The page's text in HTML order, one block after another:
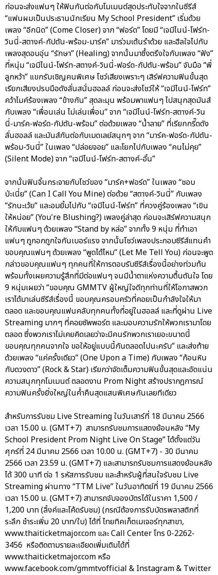
ก่อนจะส่งแฟนๆ ให้ฟินกันต่อกับโมเมนต์สุดประทับใจจากในซีรีส์
“แฟนผมเป็นประธานนักเรียน My School President” เริ่มด้วย
เพลง “อีกนิด” (Come Closer) จาก “ฟอร์ด” โดยมี “เจมีไนน์-โฟร์ท-
วินนี่-สตางค์-กัปตัน-พร้อม-มาร์ค” มาร่วมเต้นรำด้วย และฮีลใจไปกับ
เพลงสุดอบอุ่น “รักษา” (Healing) จากนั้นมาซึ้งตรึงใจกับเพลง “ฟัง”
ที่หนุ่ม “เจมีไนน์-โฟร์ท-สตางค์-วินนี่-ฟอร์ด-กัปตัน-พร้อม” จับมือ “พี่
ลูกหว้า” แขกรับเชิญคนพิเศษ โชว์เสียงเพราะๆ เสิร์ฟความฟินขั้นสุด
เรียกเสียงปรบมือดังลั่นสนั่นฮอลล์ ก่อนจะส่งโชว์ให้ “เจมีไนน์-โฟร์ท”
คว้าไมค์ร้องเพลง “ข้างกัน” สุดละมุน พร้อมพาแฟนๆ ไปสนุกสุดมันส์
กับเพลง “เพื่อนเล่น ไม่เล่นเพื่อน” จาก “เจมีไนน์-โฟร์ท-สตางค์-วิน
นี่-มาร์ค-ฟอร์ด-กัปตัน-พร้อม” ต่อด้วยเพลง “น้ำลาย” ที่เรียกกรี๊ดดัง
ลั่นฮอลล์ และมันส์กันต่อกับเมดเลย์สนุกๆ จาก “มาร์ค-ฟอร์ด-กัปตัน-
พร้อม-วินนี่” ในเพลง “ปล่อยจอย” และโยกไปกับเพลง “คนไม่คุย”
(Silent Mode) จาก “เจมีไนน์-โฟร์ท-สตางค์-อั๋น”
จากนั้นฟินจิ้นกระจายกับโชว์ของ “มาร์ค+ฟอร์ด” ในเพลง “ชอบ
ป่ะเนี่ย” (Can I Call You Mine) ต่อด้วย “สตางค์-วินนี่” กับเพลง
“รักนะเว้ย” และอมยิ้มไปกับ “เจมีไนน์-โฟร์ท” ที่ควงคู่ร้องเพลง “เขิน
ให้หน่อย” (You're Blushing?) เพลงคู่ล่าสุด ก่อนจะเสิร์ฟความสนุก
ให้กับแฟนๆ ด้วยเพลง “Stand by หล่อ” จากทั้ง 9 หนุ่ม ที่ทำเอา
แฟนๆ ถูกอกถูกใจกันเบอร์แรง จากนั้นโชว์เพลงประกอบซีรีส์แทนคำ
ขอบคุณแฟนๆ ด้วยเพลง “พูดได้ไหม” (Let Me Tell You) ก่อนจะพูด
กล่าวขอบคุณแฟนๆ ทุกคนที่ให้การตอบรับซีรีส์เรื่องนี้อย่างท่วมท้น
พร้อมทั้งเผยความรู้สึกที่มีต่อแฟนๆ จนมีน้ำตาแห่งความตื้นตันใจ โดย
9 หนุ่มเผยว่า “ขอบคุณ GMMTV ผู้ใหญ่ใจดีทุกท่านที่ให้โอกาสพวก
เราได้มาเล่นซีรีส์เรื่องนี้ ขอบคุณครอบครัวที่คอยเป็นกำลังใจให้มา
ตลอด และขอบคุณแฟนคลับทุกคนทั้งที่อยู่ในฮอลล์ และที่ดูผ่าน Live
Streaming มากๆ ที่คอยซัพพอร์ต และมอบความรักให้พวกเรามาโดย
ตลอด ซึ่งพวกเราไม่เคยคิดเลยว่าจะมีคนรักพวกเราเยอะขนาดนี้
ขอบคุณทุกคนจากใจ ขอให้อยู่แบบนี้กันตลอดไปนะครับ” และส่งท้าย
ด้วยเพลง “แค่ครั้งเดียว” (One Upon a Time) กับเพลง “ก้อนหิน
กับดวงดาว” (Rock & Star) เรียกว่าจัดเต็มความฟินขั้นสุดและอัดแน่น
ความสนุกทุกโมเมนต์ ตลอดงาน Prom Night สร้างปรากฎการณ์
ความฟินครั้งยิ่งใหญ่ในค่ำคืนสุดแสนพิเศษกันเลยทีเดียว
สำหรับการรับชม Live Streaming ในวันเสาร์ที่ 18 มีนาคม 2566
เวลา 15.00 น. (GMT+7) สามารถรับชมการแสดงย้อนหลัง “My
School President Prom Night Live On Stage” ได้ตั้งแต่วัน
ศุกร์ที่ 24 มีนาคม 2566 เวลา 10.00 น. (GMT+7) - 30 มีนาคม
2566 เวลา 23.59 น. (GMT+7) และสามารถรับชมการแสดงย้อนหลัง
ได้ 300 นาที ต่อ 1 รหัสการรับชม และสำหรับผู้ที่สนใจรับชม Live
Streaming ผ่านทาง “TTM Live” ในวันอาทิตย์ที่ 19 มีนาคม 2566
เวลา 15.00 น. (GMT+7) สามารถจับจองบัตรได้ในราคา 1,500 /
1,200 บาท (ลิ้งค์และโค้ดรับชม) (กรณีต้องการรับบัตรพลาสติกที่
ระลึก ชำระเพิ่ม 20 บาท/ใบ) ได้ที่ ไทยทิคเก็ตเมเจอร์ทุกสาขา,
www.thaiticketmajor.com และ Call Center โทร 0-2262-
3456 หรือติดตามรายละเอียดเพิ่มเติมได้ที่
www.thaiticketmajor.com หรือ
www.facebook.com/gmmtvofficial & Instagram & Twitter